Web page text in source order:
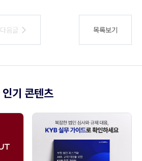
다음글
다음글 목록보기
인기 콘텐츠